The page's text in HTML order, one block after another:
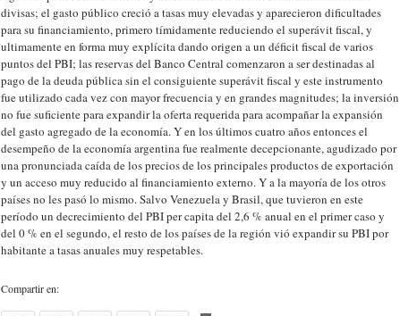
divisas; el gasto público creció a tasas muy elevadas y aparecieron dificultades
para su financiamiento, primero tímidamente reduciendo el superávit fiscal, y
ultimamente en forma muy explícita dando origen a un déficit fiscal de varios
puntos del PBI; las reservas del Banco Central comenzaron a ser destinadas al
pago de la deuda pública sin el consiguiente superávit fiscal y este instrumento
fue utilizado cada vez con mayor frecuencia y en grandes magnitudes; la inversión
no fue suficiente para expandir la oferta requerida para acompañar la expansión
del gasto agregado de la economía. Y en los últimos cuatro años entonces el
desempeño de la economía argentina fue realmente decepcionante, agudizado por
una pronunciada caída de los precios de los principales productos de exportación
y un acceso muy reducido al financiamiento externo. Y a la mayoría de los otros
países no les pasó lo mismo. Salvo Venezuela y Brasil, que tuvieron en este
período un decrecimiento del PBI per capita del 2,6 % anual en el primer caso y
del 0 % en el segundo, el resto de los países de la región vió expandir su PBI por
habitante a tasas anuales muy respetables.
Compartir en: